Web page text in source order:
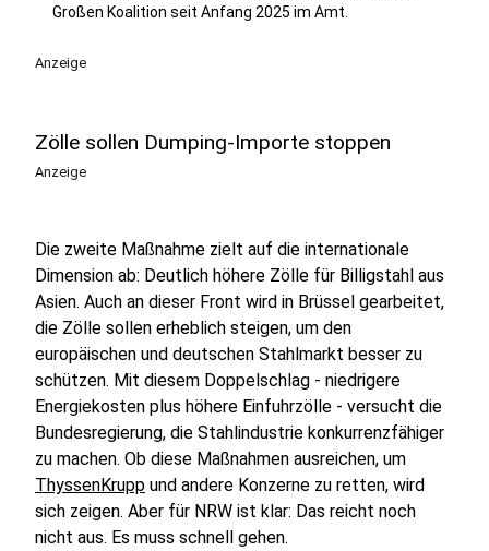
Großen Koalition seit Anfang 2025 im Amt.
Anzeige
Zölle sollen Dumping-Importe stoppen
Anzeige
Die zweite Maßnahme zielt auf die internationale
Dimension ab: Deutlich höhere Zölle für Billigstahl aus
Asien. Auch an dieser Front wird in Brüssel gearbeitet,
die Zölle sollen erheblich steigen, um den
europäischen und deutschen Stahlmarkt besser zu
schützen. Mit diesem Doppelschlag - niedrigere
Energiekosten plus höhere Einfuhrzölle - versucht die
Bundesregierung, die Stahlindustrie konkurrenzfähiger
zu machen. Ob diese Maßnahmen ausreichen, um
ThyssenKrupp und andere Konzerne zu retten, wird
sich zeigen. Aber für NRW ist klar: Das reicht noch
nicht aus. Es muss schnell gehen.